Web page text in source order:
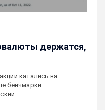
держатся,
катались на
бенчмарки